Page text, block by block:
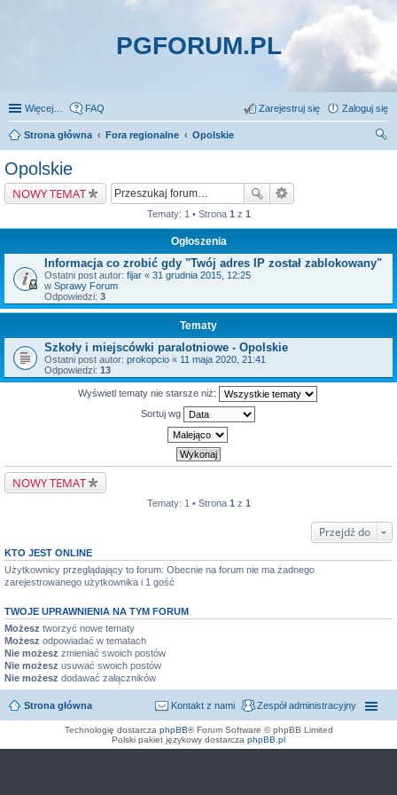
PGFORUM.PL
Więcej… FAQ Zaloguj się
Zarejestruj się
Strona główna Fora regionalne
Opolskie
Opolskie
NOWY TEMAT
Tematy: 1 • Strona 1 z 1
Ogłoszenia
Informacja co zrobić gdy "Twój adres IP został zablokowany"
Ostatni post autor: fijar « 31 grudnia 2015, 12:25
w Sprawy Forum
Odpowiedzi: 3
Tematy
Szkoły i miejscówki paralotniowe - Opolskie
Ostatni post autor: prokopcio « 11 maja 2020, 21:41
Odpowiedzi: 13
Wyświetl tematy nie starsze niż:
Sortuj wg
NOWY TEMAT
Tematy: 1 • Strona 1 z 1
Przejdź do
KTO JEST ONLINE
Użytkownicy przeglądający to forum: Obecnie na forum nie ma żadnego
zarejestrowanego użytkownika i 1 gość
TWOJE UPRAWNIENIA NA TYM FORUM
Możesz tworzyć nowe tematy
Możesz odpowiadać w tematach
Nie możesz zmieniać swoich postów
Nie możesz usuwać swoich postów
Nie możesz dodawać załączników
Strona główna Zespół administracyjny
Kontakt z nami
Technologię dostarcza phpBB® Forum Software © phpBB Limited
Polski pakiet językowy dostarcza phpBB.pl